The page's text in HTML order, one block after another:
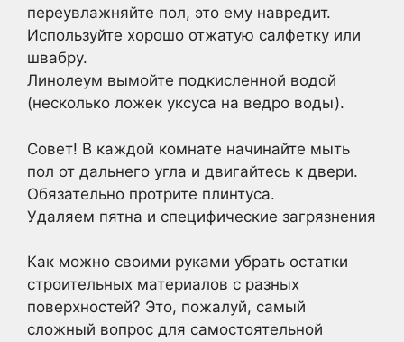
переувлажняйте пол, это ему навредит.
Используйте хорошо отжатую салфетку или
швабру.
Линолеум вымойте подкисленной водой
(несколько ложек уксуса на ведро воды).
Совет! В каждой комнате начинайте мыть
пол от дальнего угла и двигайтесь к двери.
Обязательно протрите плинтуса.
Удаляем пятна и специфические загрязнения
Как можно своими руками убрать остатки
строительных материалов с разных
поверхностей? Это, пожалуй, самый
сложный вопрос для самостоятельной